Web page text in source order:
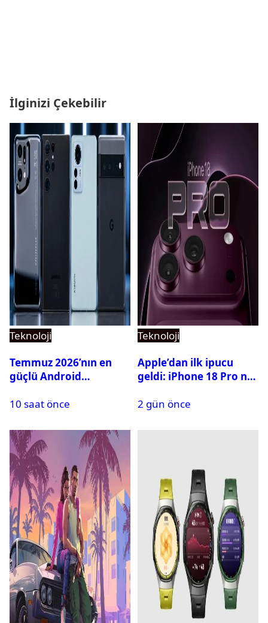
İlginizi Çekebilir
Teknoloji
Temmuz 2026’nın en
güçlü Android
10 saat önce
Teknoloji
Apple’dan ilk ipucu
geldi: iPhone 18 Pro ne
2 gün önce